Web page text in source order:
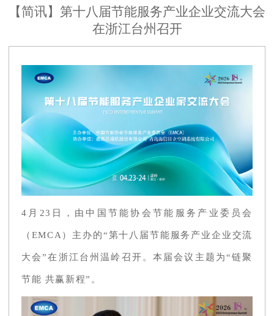
【简讯】第十八届节能服务产业企业交流大会
在浙江台州召开
4月23日，由中国节能协会节能服务产业委员会
（EMCA）主办的“第十八届节能服务产业企业交流
大会”在浙江台州温岭召开。本届会议主题为“链聚
节能 共赢新程”。